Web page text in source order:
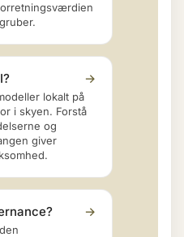
→
lokalt på
i skyen. Forstå
og
giver
→